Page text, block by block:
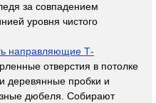
за совпадением
уровня чистого
направляющие Т-
отверстия в потолке
деревянные пробки и
дюбеля. Собирают